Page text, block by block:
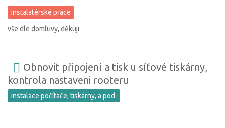
instalatérské práce
vše dle domluvy, děkuji
Obnovit připojení a tisk u síťové tiskárny,
kontrola nastaveni rooteru
instalace počítače, tiskárny, a pod.